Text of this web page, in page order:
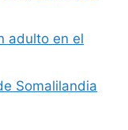
adulto en el
Somalilandia